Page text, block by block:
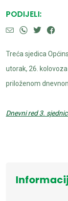
PODIJELI:
Treća sjedica
utorak, 26.
priloženom
Dnevni red 3.